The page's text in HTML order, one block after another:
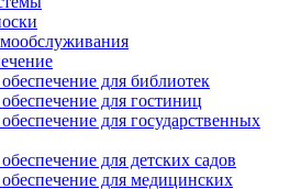
для библиотек
для гостиниц
для государственных
для детских садов
для медицинских